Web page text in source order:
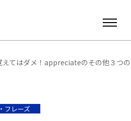
てはダメ！appreciateのその他３つの
フレーズ